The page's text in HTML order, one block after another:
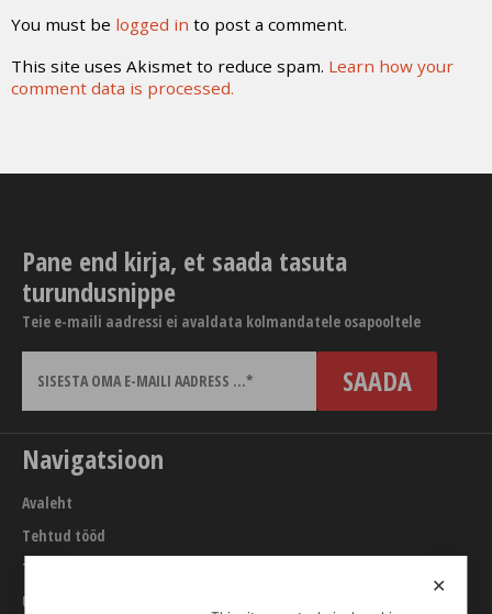
You must be logged in to post a comment.
This site uses Akismet to reduce spam. Learn how your
comment data is processed.
Pane end kirja, et saada tasuta
turundusnippe
Teie e-maili aadressi ei avaldata kolmandatele osapooltele
Navigatsioon
Avaleht
Tehtud tööd
Teenused
URL builder
✕